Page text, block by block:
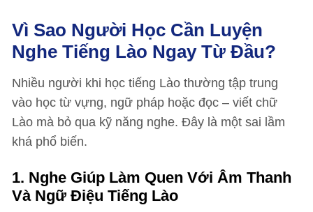
Vì Sao Người Học Cần Luyện
Nghe Tiếng Lào Ngay Từ Đầu?
Nhiều người khi học tiếng Lào thường tập trung
vào học từ vựng, ngữ pháp hoặc đọc – viết chữ
Lào mà bỏ qua kỹ năng nghe. Đây là một sai lầm
khá phổ biến.
1. Nghe Giúp Làm Quen Với Âm Thanh
Và Ngữ Điệu Tiếng Lào